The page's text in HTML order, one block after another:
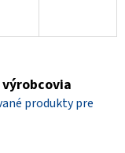
produkty pre